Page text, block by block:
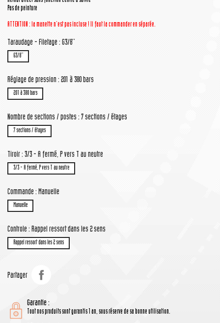
Pas de peinture
ATTENTION : la manette n'est pas incluse ! Il faut la commander en séparée.
Taraudage - Filetage : G3/8''
G3/8''
Réglage de pression : 201 à 380 bars
201 à 380 bars
Nombre de sections / postes : 7 sections / étages
7 sections / étages
Tiroir : 3/3 - A fermé, P vers T au neutre
3/3 - A fermé, P vers T au neutre
Commande : Manuelle
Manuelle
Controle : Rappel ressort dans les 2 sens
Rappel ressort dans les 2 sens
Partager
Garantie :
Tout nos produits sont garantis 1 an, sous réserve de sa bonne utilisation.